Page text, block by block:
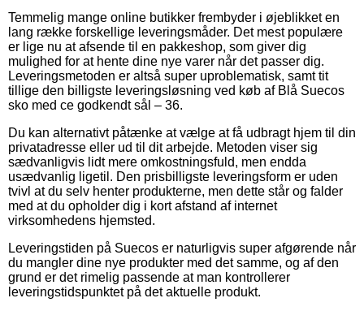
Temmelig mange online butikker frembyder i øjeblikket en
lang række forskellige leveringsmåder. Det mest populære
er lige nu at afsende til en pakkeshop, som giver dig
mulighed for at hente dine nye varer når det passer dig.
Leveringsmetoden er altså super uproblematisk, samt tit
tillige den billigste leveringsløsning ved køb af Blå Suecos
sko med ce godkendt sål – 36.
Du kan alternativt påtænke at vælge at få udbragt hjem til din
privatadresse eller ud til dit arbejde. Metoden viser sig
sædvanligvis lidt mere omkostningsfuld, men endda
usædvanlig ligetil. Den prisbilligste leveringsform er uden
tvivl at du selv henter produkterne, men dette står og falder
med at du opholder dig i kort afstand af internet
virksomhedens hjemsted.
Leveringstiden på Suecos er naturligvis super afgørende når
du mangler dine nye produkter med det samme, og af den
grund er det rimelig passende at man kontrollerer
leveringstidspunktet på det aktuelle produkt.